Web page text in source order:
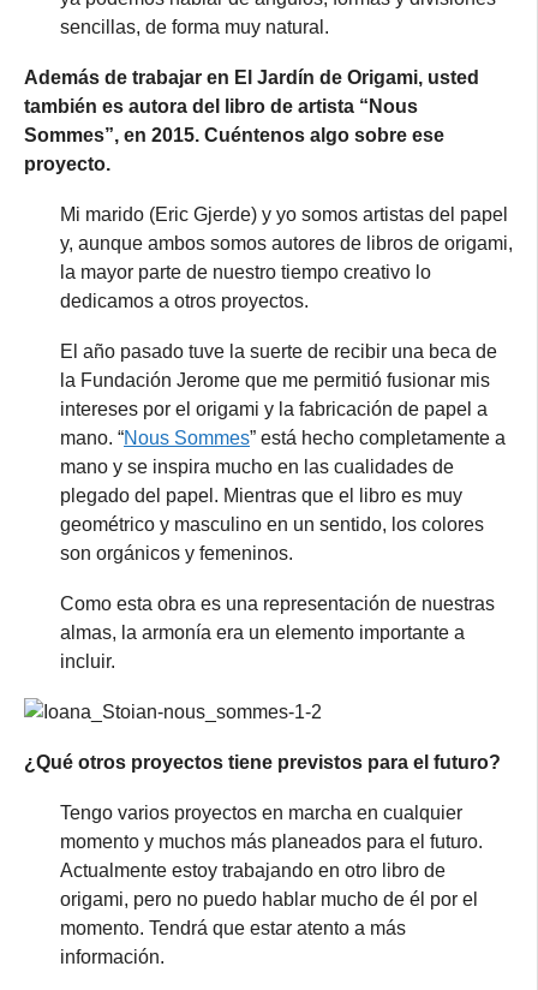
sencillas, de forma muy natural.
Además de trabajar en El Jardín de Origami, usted
también es autora del libro de artista “Nous
Sommes”, en 2015. Cuéntenos algo sobre ese
proyecto.
Mi marido (Eric Gjerde) y yo somos artistas del papel
y, aunque ambos somos autores de libros de origami,
la mayor parte de nuestro tiempo creativo lo
dedicamos a otros proyectos.
El año pasado tuve la suerte de recibir una beca de
la Fundación Jerome que me permitió fusionar mis
intereses por el origami y la fabricación de papel a
mano. “Nous Sommes” está hecho completamente a
mano y se inspira mucho en las cualidades de
plegado del papel. Mientras que el libro es muy
geométrico y masculino en un sentido, los colores
son orgánicos y femeninos.
Como esta obra es una representación de nuestras
almas, la armonía era un elemento importante a
incluir.
¿Qué otros proyectos tiene previstos para el futuro?
Tengo varios proyectos en marcha en cualquier
momento y muchos más planeados para el futuro.
Actualmente estoy trabajando en otro libro de
origami, pero no puedo hablar mucho de él por el
momento. Tendrá que estar atento a más
información.